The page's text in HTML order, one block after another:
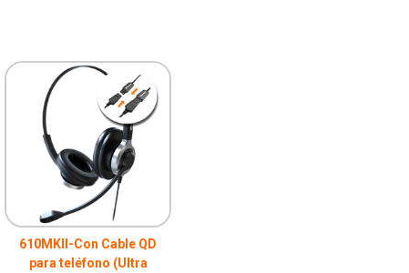
610MKII-Con Cable QD
para teléfono (Ultra